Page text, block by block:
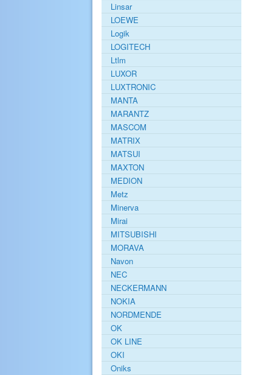
Linsar
LOEWE
Logik
LOGITECH
Ltlm
LUXOR
LUXTRONIC
MANTA
MARANTZ
MASCOM
MATRIX
MATSUI
MAXTON
MEDION
Metz
Minerva
Mirai
MITSUBISHI
MORAVA
Navon
NEC
NECKERMANN
NOKIA
NORDMENDE
OK
OK LINE
OKI
Oniks